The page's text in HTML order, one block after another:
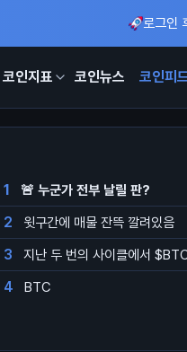
로그인
코인지표 코인뉴스 코인피
1 🚨 누군가 전부 날릴 판?
2 윗구간에 매물 잔뜩 깔려있음
3 지난 두 번의 사이클에서
4 BTC